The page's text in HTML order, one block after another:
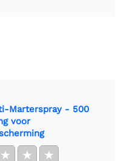
Marterspray - 500
voor
★ ★ ★